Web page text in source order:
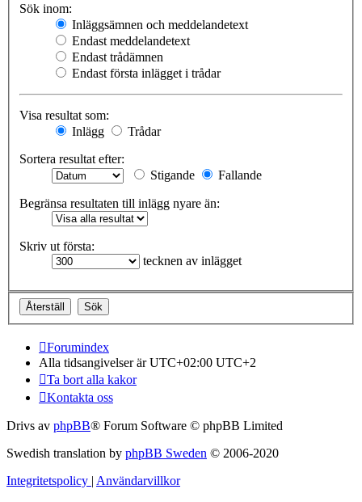
Sök inom:
Inläggsämnen och meddelandetext
Endast meddelandetext
Endast trådämnen
Endast första inlägget i trådar
Visa resultat som:
Inlägg
Trådar
Sortera resultat efter:
Stigande
Fallande
Begränsa resultaten till inlägg nyare än:
Skriv ut första:
tecknen av inlägget
Forumindex
Alla tidsangivelser är UTC+02:00 UTC+2
Ta bort alla kakor
Kontakta oss
Drivs av phpBB® Forum Software © phpBB Limited
Swedish translation by phpBB Sweden © 2006-2020
Integritetspolicy | Användarvillkor